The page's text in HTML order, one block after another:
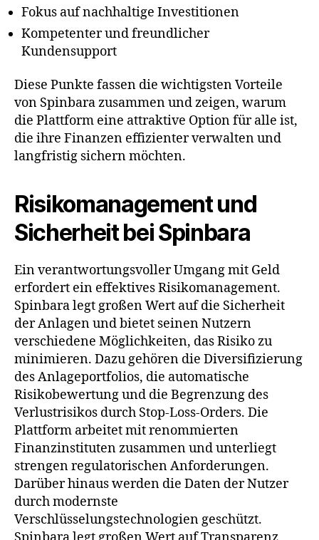
Fokus auf nachhaltige Investitionen
Kompetenter und freundlicher
Kundensupport
Diese Punkte fassen die wichtigsten Vorteile
von Spinbara zusammen und zeigen, warum
die Plattform eine attraktive Option für alle ist,
die ihre Finanzen effizienter verwalten und
langfristig sichern möchten.
Risikomanagement und
Sicherheit bei Spinbara
Ein verantwortungsvoller Umgang mit Geld
erfordert ein effektives Risikomanagement.
Spinbara legt großen Wert auf die Sicherheit
der Anlagen und bietet seinen Nutzern
verschiedene Möglichkeiten, das Risiko zu
minimieren. Dazu gehören die Diversifizierung
des Anlageportfolios, die automatische
Risikobewertung und die Begrenzung des
Verlustrisikos durch Stop-Loss-Orders. Die
Plattform arbeitet mit renommierten
Finanzinstituten zusammen und unterliegt
strengen regulatorischen Anforderungen.
Darüber hinaus werden die Daten der Nutzer
durch modernste
Verschlüsselungstechnologien geschützt.